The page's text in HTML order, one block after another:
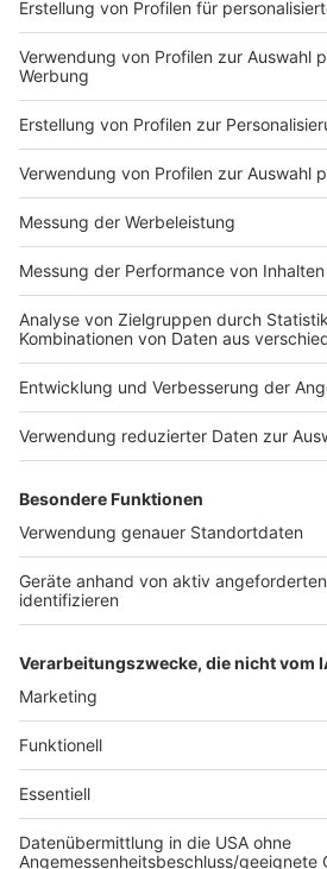
In Osnabrück gibt es einen
insolventen Pralinenhersteller
Gläubiger haben sich auf einen
stillschweigen vereinbart. Das
werde so im Frühjahr beendet,
Insolvenzplan zustimmen. Nach
Standorten und einem
260 Arbeitsplätze erhalten.
Meldung.
gegen einen Mann aus Mettingen.
auf den Kopf und den Nacken
so der Vorwurf. Als die Klinge des
abgebrochen sei, soll er den Kopf
auf den Asphalt geschlagen
Mann schließlich überwältigt. Die
Anzeige